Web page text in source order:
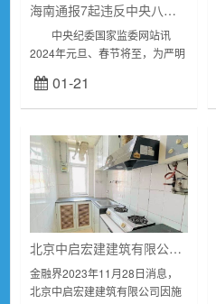
海南通报7起违反中央八项规定精神典型问题
中央纪委国家监委网站讯
2024年元旦、春节将至，为严明
风，持续释放全面从严治党永远
在路上、党的自我革命永远在路
01-21
北京中启宏建建筑有限公司被罚款1万元
金融界2023年11月28日消息，
北京中启宏建建筑有限公司因施